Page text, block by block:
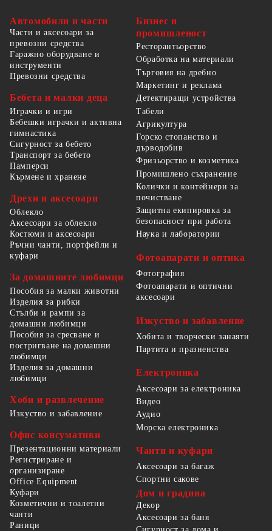
Автомобили и части
Части и аксесоари за
превозни средства
Гаражно оборудване и
инструменти
Превозни средства
Бебета и малки деца
Играчки и игри
Бебешки играчки и активна
гимнастика
Сигурност за бебето
Транспорт за бебето
Памперси
Кърмене и хранене
Дрехи и аксесоари
Облекло
Аксесоари за облекло
Костюми и аксесоари
Ръчни чанти, портфейли и
куфари
За домашните любимци
Пособия за малки животни
Изделия за рибки
Стълби и рампи за
домашни любимци
Пособия за сресване и
постригване на домашни
любимци
Изделия за домашни
любимци
Хоби и развлечение
Изкуство и забавление
Офис консумативи
Презентационни материали
Регистриране и
организиране
Office Equipment
Бизнес и
промишленост
Ресторантьорство
Обработка на материали
Търговия на дребно
Маркетинг и реклама
Детектиращи устройства
Табели
Агрикултура
Горско стопанство и
дърводобив
Фризьорство и козметика
Промишлено съхранение
Колички и контейнери за
почистване
Защитна екипировка за
безопасност при работа
Наука и лаборатории
Фотоапарати и оптика
Фотография
Фотоапарати и оптични
аксесоари
Изкуство и забавление
Хобита и творчески занаяти
Партита и празненства
Електроника
Аксесоари за електроника
Видео
Аудио
Морска електроника
Чанти и куфари
Аксесоари за багаж
Спортни сакове
Куфари
Козметични и тоалетни
чанти
Раници
Дом и градина
Декор
Аксесоари за баня